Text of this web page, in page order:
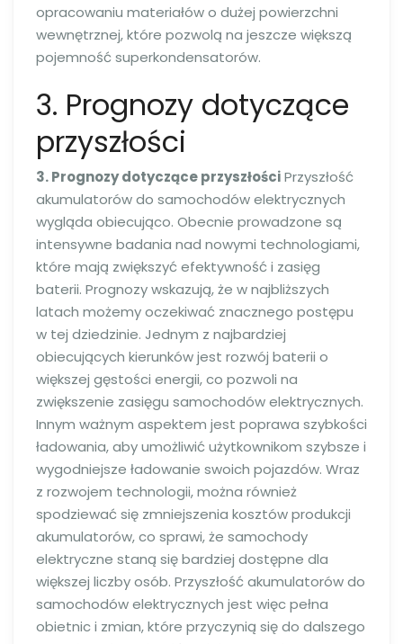
opracowaniu materiałów o dużej powierzchni
wewnętrznej, które pozwolą na jeszcze większą
pojemność superkondensatorów.
3. Prognozy dotyczące
przyszłości
3. Prognozy dotyczące przyszłościPrzyszłość
akumulatorów do samochodów elektrycznych
wygląda obiecująco. Obecnie prowadzone są
intensywne badania nad nowymi technologiami,
które mają zwiększyć efektywność i zasięg
baterii. Prognozy wskazują, że w najbliższych
latach możemy oczekiwać znacznego postępu
w tej dziedzinie. Jednym z najbardziej
obiecujących kierunków jest rozwój baterii o
większej gęstości energii, co pozwoli na
zwiększenie zasięgu samochodów elektrycznych.
Innym ważnym aspektem jest poprawa szybkości
ładowania, aby umożliwić użytkownikom szybsze i
wygodniejsze ładowanie swoich pojazdów. Wraz
z rozwojem technologii, można również
spodziewać się zmniejszenia kosztów produkcji
akumulatorów, co sprawi, że samochody
elektryczne staną się bardziej dostępne dla
większej liczby osób. Przyszłość akumulatorów do
samochodów elektrycznych jest więc pełna
obietnic i zmian, które przyczynią się do dalszego